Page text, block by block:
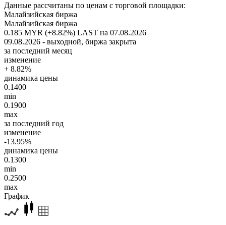
Данные рассчитаны по ценам с торговой площадки:
Малайзийская биржа
Малайзийская биржа
0.185 MYR (+8.82%) LAST на 07.08.2026
09.08.2026 - выходной, биржа закрыта
за последний месяц
изменение
+ 8.82%
динамика цены
0.1400
min
0.1900
max
за последний год
изменение
-13.95%
динамика цены
0.1300
min
0.2500
max
График